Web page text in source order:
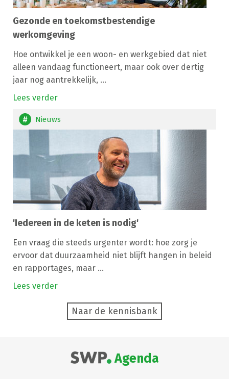
Gezonde en toekomstbestendige
werkomgeving
Hoe ontwikkel je een woon- en werkgebied dat niet
alleen vandaag functioneert, maar ook over dertig
jaar nog aantrekkelijk, ...
Lees verder
Nieuws
'Iedereen in de keten is nodig'
Een vraag die steeds urgenter wordt: hoe zorg je
ervoor dat duurzaamheid niet blijft hangen in beleid
en rapportages, maar ...
Lees verder
Naar de kennisbank
Agenda